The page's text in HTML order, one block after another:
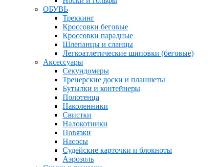
ОБУВЬ
Треккинг
Кроссовки беговые
Кроссовки парадные
Шлепанцы и сланцы
Легкоатлетические шиповки (беговые)
Аксессуары
Секундомеры
Тренерские доски и планшеты
Бутылки и контейнеры
Полотенца
Наколенники
Свистки
Налокотники
Повязки
Насосы
Судейские карточки и блокноты
Аэрозоль